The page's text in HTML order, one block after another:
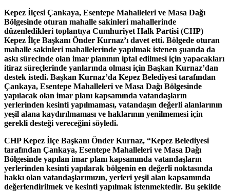
Kepez İlçesi Çankaya, Esentepe Mahalleleri ve Masa Dağı
Bölgesinde oturan mahalle sakinleri mahallerinde
düzenledikleri toplantıya Cumhuriyet Halk Partisi (CHP)
Kepez İlçe Başkanı Önder Kurnaz’ı davet etti. Bölgede oturan
mahalle sakinleri mahallelerinde yapılmak istenen şuanda da
askı sürecinde olan imar planının iptal edilmesi için yapacakları
itiraz süreçlerinde yanlarında olması için Başkan Kurnaz’dan
destek istedi. Başkan Kurnaz’da Kepez Belediyesi tarafından
Çankaya, Esentepe Mahalleleri ve Masa Dağı Bölgesinde
yapılacak olan imar planı kapsamında vatandaşların
yerlerinden kesinti yapılmaması, vatandaşın değerli alanlarının
yeşil alana kaydırılmaması ve haklarının yenilmemesi için
gerekli desteği vereceğini söyledi.
CHP Kepez İlçe Başkanı Önder Kurnaz, “Kepez Belediyesi
tarafından Çankaya, Esentepe Mahalleleri ve Masa Dağı
Bölgesinde yapılan imar planı kapsamında vatandaşların
yerlerinden kesinti yapılarak bölgenin en değerli noktasında
hakkı olan vatandaşlarımızın, yerleri yeşil alan kapsamında
değerlendirilmek ve kesinti yapılmak istenmektedir. Bu şekilde